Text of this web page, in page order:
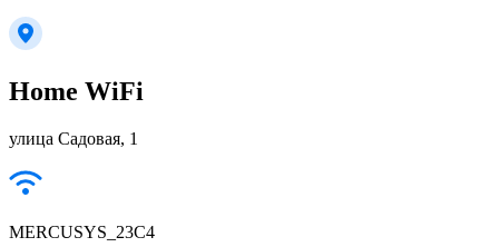
Home WiFi
улица Садовая, 1
MERCUSYS_23C4